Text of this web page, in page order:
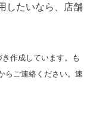
したいなら、店舗
き作成しています。も
らご連絡ください。速